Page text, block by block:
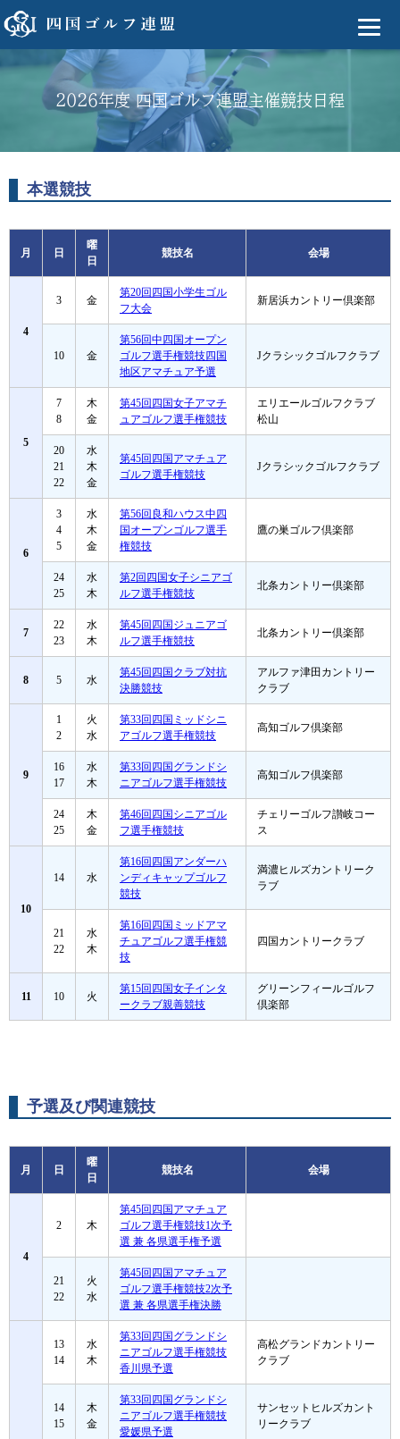
2026年度 四国ゴルフ連盟主催競技日程
本選競技
月 日
曜
日
競技名 会場
4
3 金
第20回四国小学生ゴル
フ大会
新居浜カントリー倶楽部
10 金
第56回中四国オープン
ゴルフ選手権競技四国
地区アマチュア予選
Jクラシックゴルフクラブ
5
7
8
木
金
第45回四国女子アマチ
ュアゴルフ選手権競技
エリエールゴルフクラブ
松山
20
21
22
水
木
金
第45回四国アマチュア
ゴルフ選手権競技
Jクラシックゴルフクラブ
6
3
4
5
水
木
金
第56回良和ハウス中四
国オープンゴルフ選手
権競技
鷹の巣ゴルフ倶楽部
24
25
水
木
第2回四国女子シニアゴ
ルフ選手権競技
北条カントリー倶楽部
7
22
23
水
木
第45回四国ジュニアゴ
ルフ選手権競技
北条カントリー倶楽部
8 5 水
第45回四国クラブ対抗
決勝競技
アルファ津田カントリー
クラブ
9
1
2
火
水
第33回四国ミッドシニ
アゴルフ選手権競技
高知ゴルフ倶楽部
16
17
水
木
第33回四国グランドシ
ニアゴルフ選手権競技
高知ゴルフ倶楽部
24
25
木
金
第46回四国シニアゴル
フ選手権競技
チェリーゴルフ讃岐コー
ス
10
14 水
第16回四国アンダーハ
ンディキャップゴルフ
競技
満濃ヒルズカントリーク
ラブ
21
22
水
木
第16回四国ミッドアマ
チュアゴルフ選手権競
技
四国カントリークラブ
11 10 火
第15回四国女子インタ
ークラブ親善競技
グリーンフィールゴルフ
倶楽部
予選及び関連競技
月 日
曜
日
競技名 会場
4
2 木
第45回四国アマチュア
ゴルフ選手権競技1次予
選 兼 各県選手権予選
21
22
火
水
第45回四国アマチュア
ゴルフ選手権競技2次予
選 兼 各県選手権決勝
13
14
水
木
第33回四国グランドシ
ニアゴルフ選手権競技
香川県予選
高松グランドカントリー
クラブ
14
15
木
金
第33回四国グランドシ
ニアゴルフ選手権競技
愛媛県予選
サンセットヒルズカント
リークラブ